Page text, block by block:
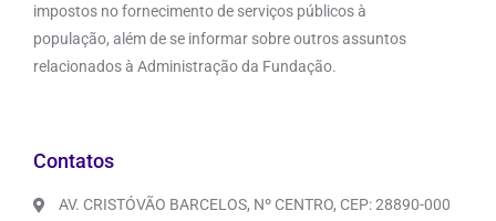
impostos no fornecimento de serviços públicos à
população, além de se informar sobre outros assuntos
relacionados à Administração da Fundação.
Contatos
AV. CRISTÓVÃO BARCELOS, Nº CENTRO, CEP: 28890-000